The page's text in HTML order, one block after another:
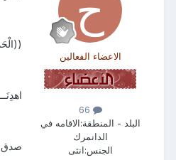
الاعضاء الفعالين
البلد - المنطقة:الاقامه في
الدانمرك
الجنس:انثى صدق